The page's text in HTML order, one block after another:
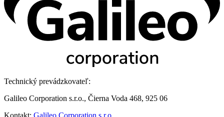
Technický prevádzkovateľ:
Galileo Corporation s.r.o., Čierna Voda 468, 925 06